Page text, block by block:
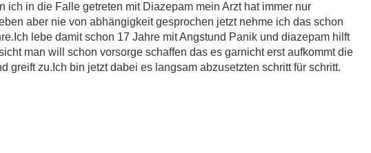
ich in die Falle getreten mit Diazepam mein Arzt hat immer nur
aber nie von abhängigkeit gesprochen jetzt nehme ich das schon
lebe damit schon 17 Jahre mit Angstund Panik und diazepam hilft
man will schon vorsorge schaffen das es garnicht erst aufkommt die
greift zu.Ich bin jetzt dabei es langsam abzusetzten schritt für schritt.